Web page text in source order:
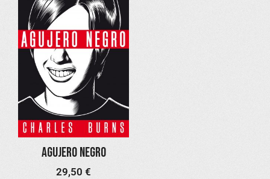
Agujero negro
29,50 €